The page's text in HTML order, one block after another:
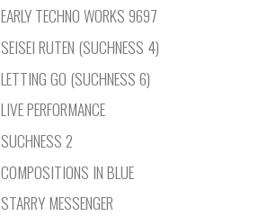
EARLY TECHNO WORKS 9697
SEISEI RUTEN (SUCHNESS 4)
LETTING GO (SUCHNESS 6)
LIVE PERFORMANCE
SUCHNESS 2
COMPOSITIONS IN BLUE
STARRY MESSENGER